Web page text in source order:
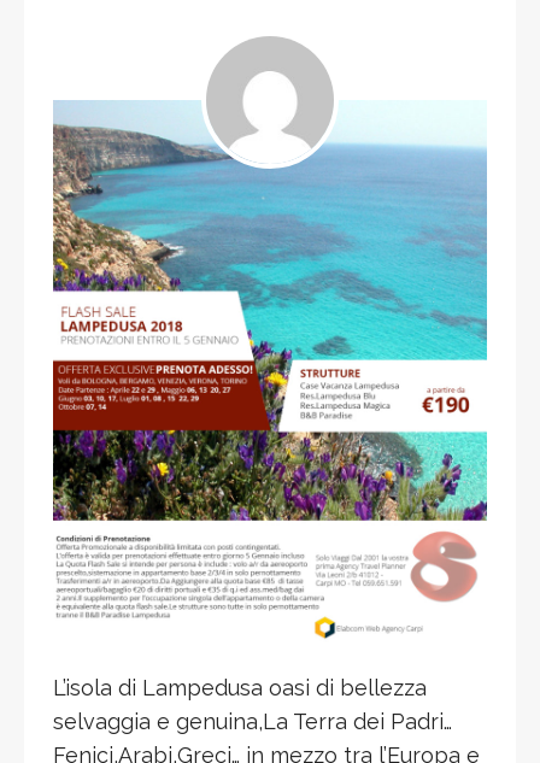
L’isola di Lampedusa oasi di bellezza
selvaggia e genuina,La Terra dei Padri…
Fenici,Arabi,Greci… in mezzo tra l’Europa e